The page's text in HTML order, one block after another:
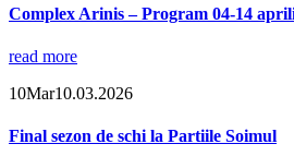
Complex Arinis – Program 04-14
read more
10Mar10.03.2026
Final sezon de schi la Partiile Soimul